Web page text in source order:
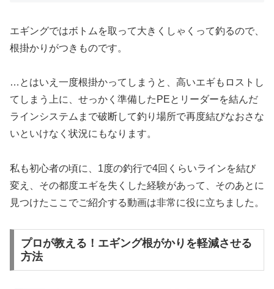
エギングではボトムを取って大きくしゃくって釣るので、
根掛かりがつきものです。
…とはいえ一度根掛かってしまうと、高いエギもロストし
てしまう上に、せっかく準備したPEとリーダーを結んだ
ラインシステムまで破断して釣り場所で再度結びなおさな
いといけなく状況にもなります。
私も初心者の頃に、1度の釣行で4回くらいラインを結び
変え、その都度エギを失くした経験があって、そのあとに
見つけたここでご紹介する動画は非常に役に立ちました。
プロが教える！エギング根がかりを軽減させる
方法